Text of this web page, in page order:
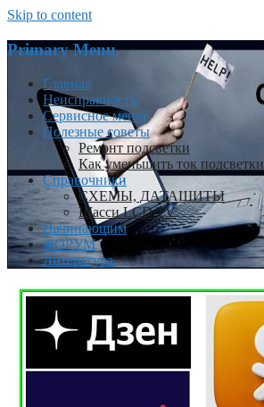
Skip to content
Primary Menu
Главная
Неисправности
Сервисное меню
Полезные советы
Ремонт подсветки
Как уменьшить ток подсветки
Справочники
СХЕМЫ, ДАТАШИТЫ
Шасси LCD TV
Начинающим
ФОРУМ
Литература